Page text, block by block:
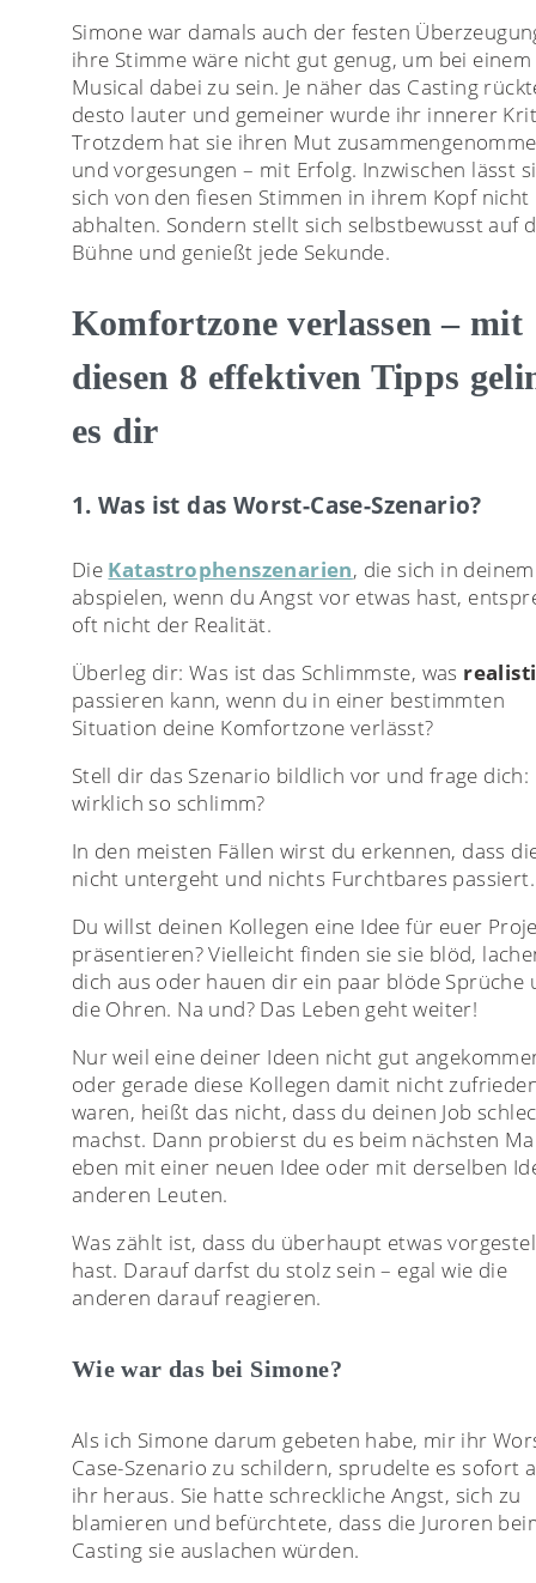
Simone war damals auch der festen
ihre Stimme wäre nicht gut genug, um bei einem
Musical dabei zu sein. Je näher das Casting
desto lauter und gemeiner wurde ihr innerer
Trotzdem hat sie ihren Mut
und vorgesungen – mit Erfolg. Inzwischen lässt
sich von den fiesen Stimmen in ihrem Kopf
abhalten. Sondern stellt sich selbstbewusst auf
Bühne und genießt jede Sekunde.
Komfortzone verlassen – mit
diesen 8 effektiven Tipps
es dir
1. Was ist das Worst-Case-Szenario?
Die Katastrophenszenarien, die sich in
abspielen, wenn du Angst vor etwas hast,
oft nicht der Realität.
Überleg dir: Was ist das Schlimmste, was
passieren kann, wenn du in einer bestimmten
Situation deine Komfortzone verlässt?
Stell dir das Szenario bildlich vor und frage dich:
wirklich so schlimm?
In den meisten Fällen wirst du erkennen, dass
nicht untergeht und nichts Furchtbares passiert.
Du willst deinen Kollegen eine Idee für euer
präsentieren? Vielleicht finden sie sie blöd,
dich aus oder hauen dir ein paar blöde Sprüche
die Ohren. Na und? Das Leben geht weiter!
Nur weil eine deiner Ideen nicht gut
oder gerade diese Kollegen damit nicht
waren, heißt das nicht, dass du deinen Job
machst. Dann probierst du es beim nächsten
eben mit einer neuen Idee oder mit derselben
anderen Leuten.
Was zählt ist, dass du überhaupt etwas
hast. Darauf darfst du stolz sein – egal wie die
anderen darauf reagieren.
Wie war das bei Simone?
Als ich Simone darum gebeten habe, mir ihr
Case-Szenario zu schildern, sprudelte es sofort
ihr heraus. Sie hatte schreckliche Angst, sich zu
blamieren und befürchtete, dass die Juroren
Casting sie auslachen würden.